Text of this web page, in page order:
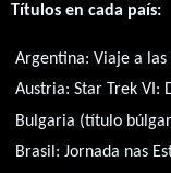
Títulos en cada país:
Argentina:Viaje a las
Austria:Star Trek VI:
Bulgaria (título
Brasil:Jornada nas